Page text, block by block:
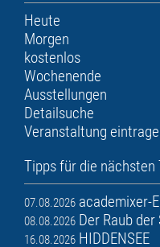
Heute
Morgen
kostenlos
Wochenende
Ausstellungen
Detailsuche
Veranstaltung
Tipps für die nächsten
07.08.2026 academixer-
08.08.2026 Der Raub
16.08.2026 HIDDENSEE